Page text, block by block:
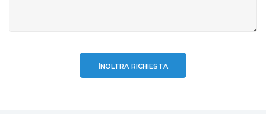
Inoltra richiesta